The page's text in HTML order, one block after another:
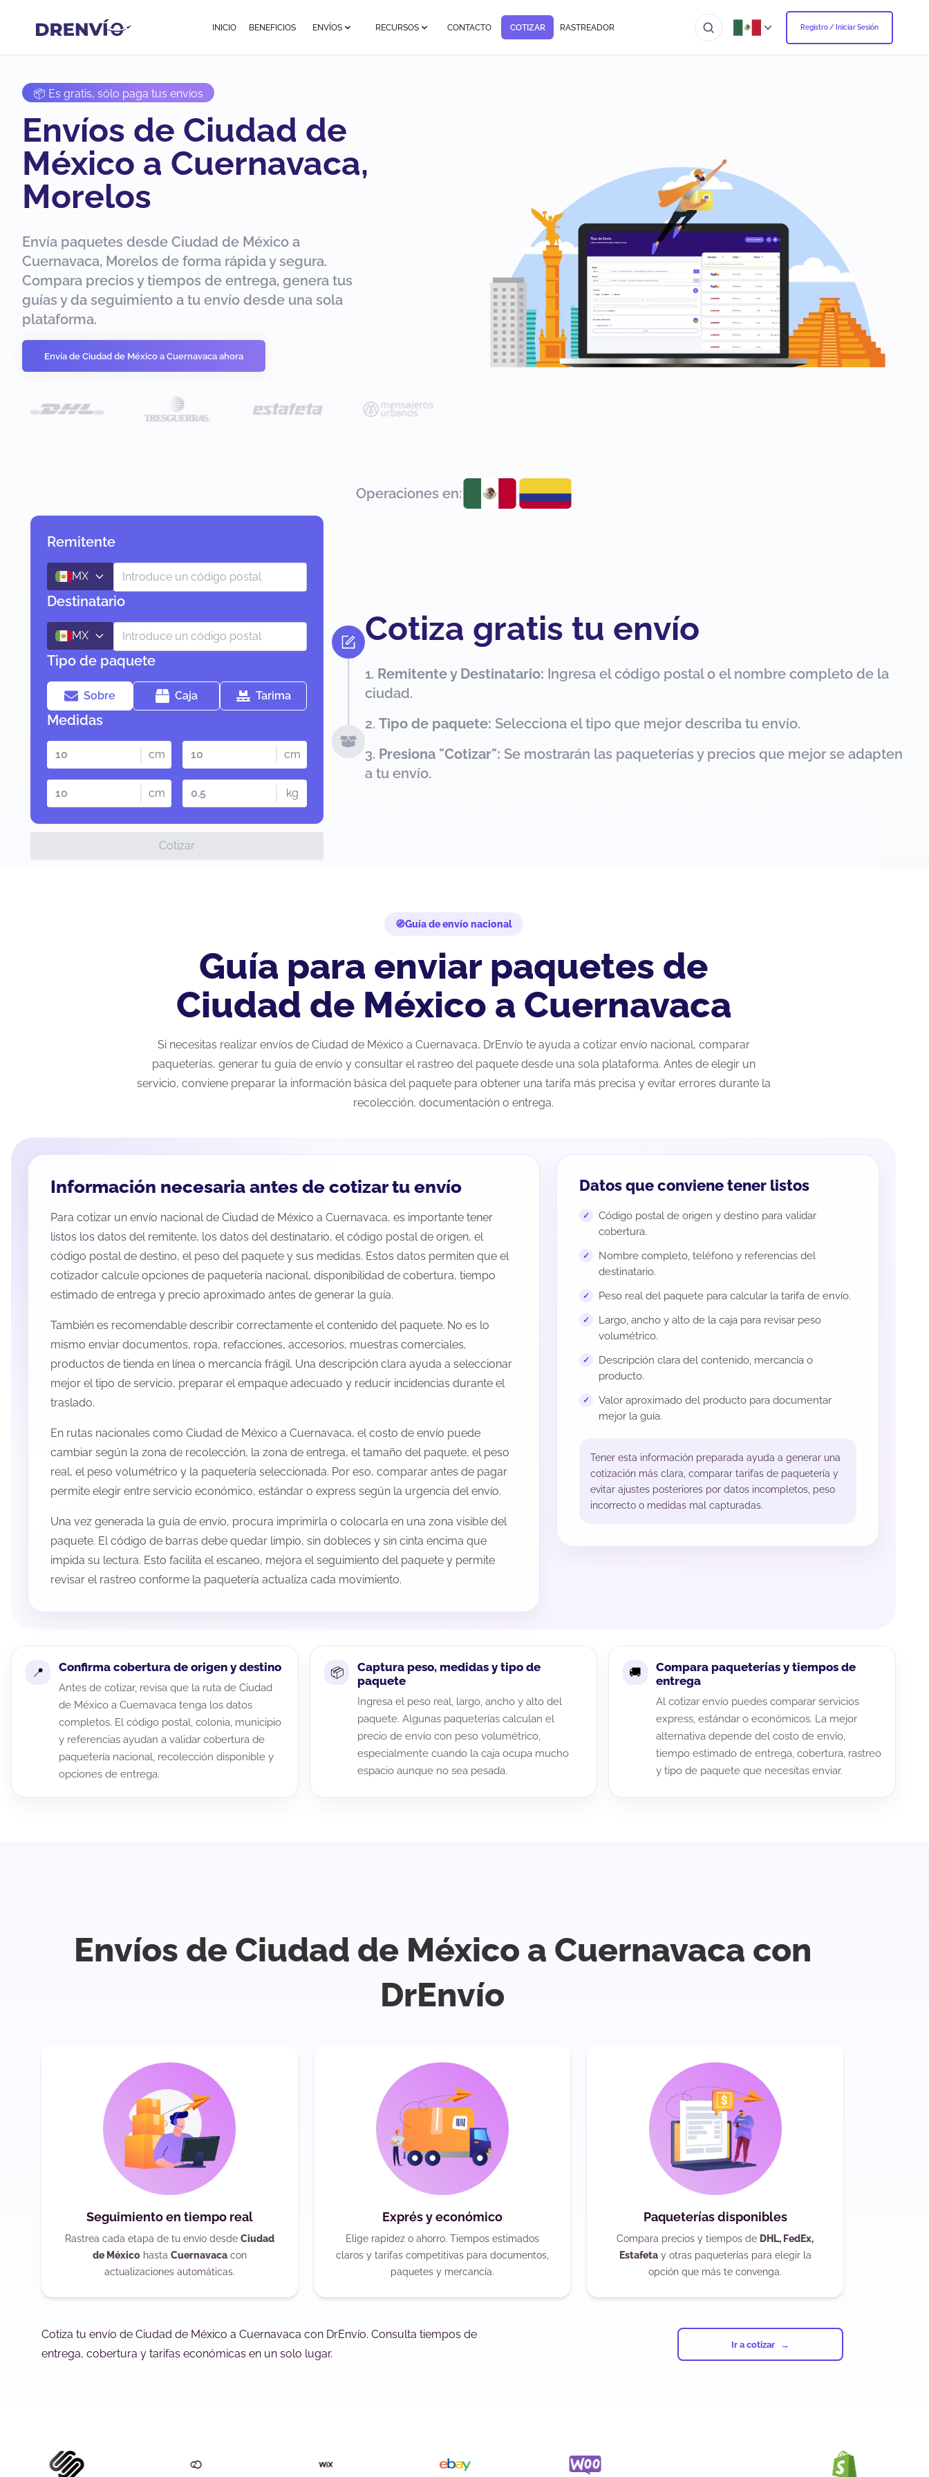
INICIO BENEFICIOS ENVÍOS RECURSOS CONTACTO COTIZAR RASTREADOR Registro / Iniciar Sesión
📦 Es gratis, sólo paga tus envíos
Envíos de Ciudad de
México a Cuernavaca,
Morelos
Envía paquetes desde Ciudad de México a
Cuernavaca, Morelos de forma rápida y segura.
Compara precios y tiempos de entrega, genera tus
guías y da seguimiento a tu envío desde una sola
plataforma.
Envía de Ciudad de México a Cuernavaca ahora
Operaciones en:
Remitente
MX
Destinatario
MX
Tipo de paquete
Sobre Caja Tarima
Medidas
cm cm
cm kg
Cotizar
Cotiza gratis tu envío
Remitente y Destinatario: Ingresa el código postal o el nombre completo de la
ciudad.
Tipo de paquete: Selecciona el tipo que mejor describa tu envío.
Presiona "Cotizar": Se mostrarán las paqueterías y precios que mejor se adapten
a tu envío.
Guía de envío nacional
Guía para enviar paquetes de
Ciudad de México a Cuernavaca
Si necesitas realizar envíos de Ciudad de México a Cuernavaca, DrEnvío te ayuda a cotizar envío nacional, comparar
paqueterías, generar tu guía de envío y consultar el rastreo del paquete desde una sola plataforma. Antes de elegir un
servicio, conviene preparar la información básica del paquete para obtener una tarifa más precisa y evitar errores durante la
recolección, documentación o entrega.
Información necesaria antes de cotizar tu envío
Para cotizar un envío nacional de Ciudad de México a Cuernavaca, es importante tener
listos los datos del remitente, los datos del destinatario, el código postal de origen, el
código postal de destino, el peso del paquete y sus medidas. Estos datos permiten que el
cotizador calcule opciones de paquetería nacional, disponibilidad de cobertura, tiempo
estimado de entrega y precio aproximado antes de generar la guía.
También es recomendable describir correctamente el contenido del paquete. No es lo
mismo enviar documentos, ropa, refacciones, accesorios, muestras comerciales,
productos de tienda en línea o mercancía frágil. Una descripción clara ayuda a seleccionar
mejor el tipo de servicio, preparar el empaque adecuado y reducir incidencias durante el
traslado.
En rutas nacionales como Ciudad de México a Cuernavaca, el costo de envío puede
cambiar según la zona de recolección, la zona de entrega, el tamaño del paquete, el peso
real, el peso volumétrico y la paquetería seleccionada. Por eso, comparar antes de pagar
permite elegir entre servicio económico, estándar o express según la urgencia del envío.
Una vez generada la guía de envío, procura imprimirla o colocarla en una zona visible del
paquete. El código de barras debe quedar limpio, sin dobleces y sin cinta encima que
impida su lectura. Esto facilita el escaneo, mejora el seguimiento del paquete y permite
revisar el rastreo conforme la paquetería actualiza cada movimiento.
Datos que conviene tener listos
Código postal de origen y destino para validar
cobertura.
Nombre completo, teléfono y referencias del
destinatario.
Peso real del paquete para calcular la tarifa de envío.
Largo, ancho y alto de la caja para revisar peso
volumétrico.
Descripción clara del contenido, mercancía o
producto.
Valor aproximado del producto para documentar
mejor la guía.
Tener esta información preparada ayuda a generar una
cotización más clara, comparar tarifas de paquetería y
evitar ajustes posteriores por datos incompletos, peso
incorrecto o medidas mal capturadas.
Confirma cobertura de origen y destino
Antes de cotizar, revisa que la ruta de Ciudad
de México a Cuernavaca tenga los datos
completos. El código postal, colonia, municipio
y referencias ayudan a validar cobertura de
paquetería nacional, recolección disponible y
opciones de entrega.
Captura peso, medidas y tipo de
paquete
Ingresa el peso real, largo, ancho y alto del
paquete. Algunas paqueterías calculan el
precio de envío con peso volumétrico,
especialmente cuando la caja ocupa mucho
espacio aunque no sea pesada.
Compara paqueterías y tiempos de
entrega
Al cotizar envío puedes comparar servicios
express, estándar o económicos. La mejor
alternativa depende del costo de envío,
tiempo estimado de entrega, cobertura, rastreo
y tipo de paquete que necesitas enviar.
Envíos de Ciudad de México a Cuernavaca con
DrEnvío
Seguimiento en tiempo real
Rastrea cada etapa de tu envío desde Ciudad
de Méxicohasta Cuernavacacon
actualizaciones automáticas.
Exprés y económico
Elige rapidez o ahorro. Tiempos estimados
claros y tarifas competitivas para documentos,
paquetes y mercancía.
Paqueterías disponibles
Compara precios y tiempos de DHL, FedEx,
Estafetay otras paqueterías para elegir la
opción que más te convenga.
Cotiza tu envío de Ciudad de México a Cuernavaca con DrEnvío. Consulta tiempos de
entrega, cobertura y tarifas económicas en un solo lugar.
Ir a cotizar